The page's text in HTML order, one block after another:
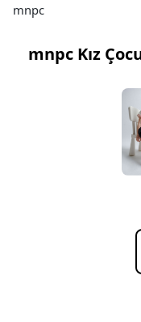
mnpc
mnpc Kız